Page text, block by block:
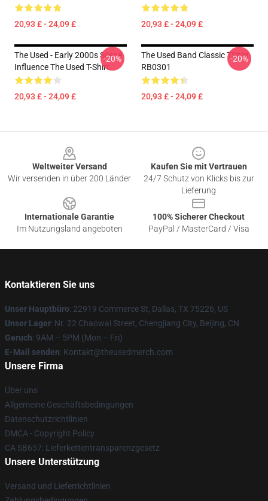
20,93 £ - 24,09 £ 20,93 £ - 24,09 £
The Used - Early 2000s Scene
Influence The Used T-Shirt
20,93 £ - 24,09 £
-20%
The Used Band Classic TShirt
RB0301
20,93 £ - 24,09 £
-20%
Weltweiter Versand
Wir versenden in über 200 Länder
Kaufen Sie mit Vertrauen
24/7 Schutz von Klicks bis zur
Lieferung
Internationale Garantie
Im Nutzungsland angeboten
100% Sicherer Checkout
PayPal / MasterCard / Visa
Kontaktieren Sie uns
Unser Hauptbüro: 22919 Commerce St, Dallas, TX 75226, US
Unser Lager: Nr. 22 Chaowai Street, Chengjiang City, Beijing, CN
Geruch: 9AM – 5PM (Mon – Fri)
E-Mail senden: Kontakt@theusedmerch.com
Unsere Firma
Über uns
Allgemeine Geschäftsbedingungen
Datenschutzrichtlinien
DMCA - Copyright Policy
CA SB657: Lieferkettentransparenzgesetz
Unsere Unterstützung
Versand und Lieferrichtlinien